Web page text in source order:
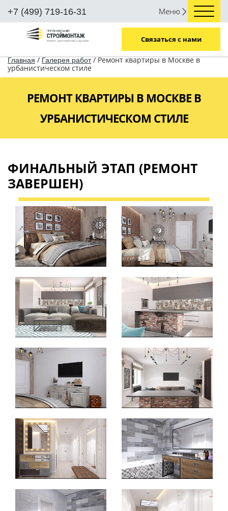
+7 (499) 719-16-31 Меню
Связаться с нами
Главная/Галерея работ/Ремонт квартиры в Москве в
урбанистическом стиле
РЕМОНТ КВАРТИРЫ В МОСКВЕ В
УРБАНИСТИЧЕСКОМ СТИЛЕ
ФИНАЛЬНЫЙ ЭТАП (РЕМОНТ
ЗАВЕРШЕН)